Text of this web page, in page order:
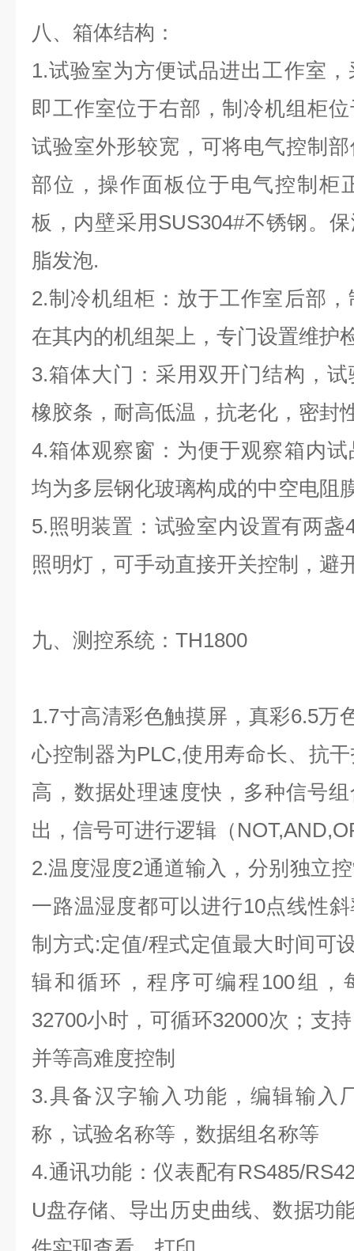
八、箱体结构：
1.试验室为方便试品进出工作室
即工作室位于右部，制冷机组柜
试验室外形较宽，可将电气控制
部位，操作面板位于电气控制柜
板，内壁采用SUS304#不锈钢。
脂发泡.
2.制冷机组柜：放于工作室后部
在其内的机组架上，专门设置维护
3.箱体大门：采用双开门结构，
橡胶条，耐高低温，抗老化，密封
4.箱体观察窗：为便于观察箱内
均为多层钢化玻璃构成的中空电阻
5.照明装置：试验室内设置有两盏
照明灯，可手动直接开关控制，避
九、测控系统：TH1800
1.7寸高清彩色触摸屏，真彩6.5万
心控制器为PLC,使用寿命长、抗
高，数据处理速度快，多种信号
出，信号可进行逻辑（
2.温度湿度2通道输入，分别独立
一路温湿度都可以进行10点线性
制方式:定值/程式定值最大时间可
辑和循环，程序可编程100组，
32700小时，可循环32000次；支
并等高难度控制
3.具备汉字输入功能，编辑输入
称，试验名称等，数据组名称等
4.通讯功能：仪表配有RS485/
U盘存储、导出历史曲线、数据功